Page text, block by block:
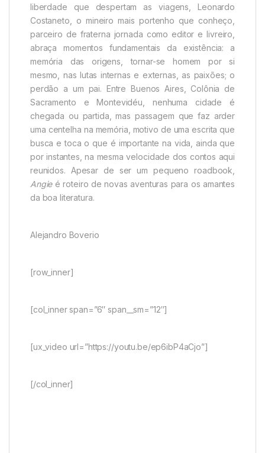
liberdade que despertam as viagens, Leonardo
Costaneto, o mineiro mais portenho que conheço,
parceiro de fraterna jornada como editor e livreiro,
abraça momentos fundamentais da existência: a
memória das origens, tornar-se homem por si
mesmo, nas lutas internas e externas, as paixões; o
perdão a um pai. Entre Buenos Aires, Colônia de
Sacramento e Montevidéu, nenhuma cidade é
chegada ou partida, mas passagem que faz arder
uma centelha na memória, motivo de uma escrita que
busca e toca o que é importante na vida, ainda que
por instantes, na mesma velocidade dos contos aqui
reunidos. Apesar de ser um pequeno roadbook,
Angieé roteiro de novas aventuras para os amantes
da boa literatura.
Alejandro Boverio
[row_inner]
[col_inner span=”6″ span__sm=”12″]
[ux_video url=”https://youtu.be/ep6ibP4aCjo”]
[/col_inner]